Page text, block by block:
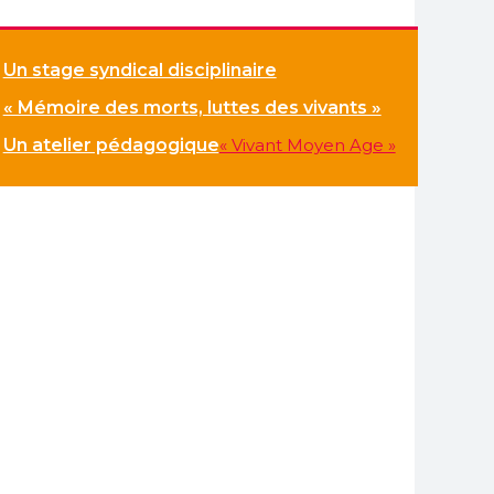
Un stage syndical disciplinaire
« Mémoire des morts, luttes des vivants »
Un atelier pédagogique« Vivant Moyen Age »